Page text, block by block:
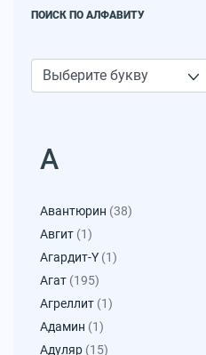
ПОИСК ПО АЛФАВИТУ
А
Авантюрин (38)
Авгит (1)
Агардит-Y (1)
Агат (195)
Агреллит (1)
Адамин (1)
Адуляр (15)